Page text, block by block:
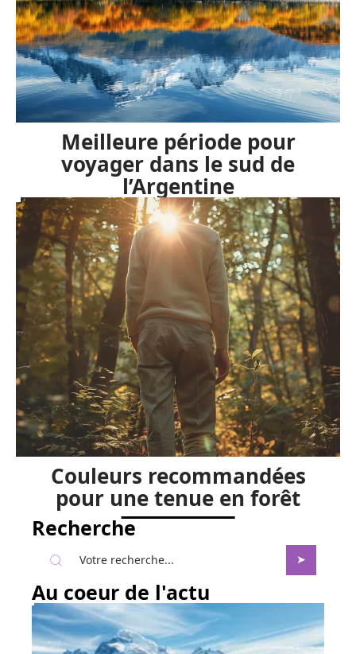
Meilleure période pour
voyager dans le sud de
l’Argentine
Couleurs recommandées
pour une tenue en forêt
Recherche
Au coeur de l'actu